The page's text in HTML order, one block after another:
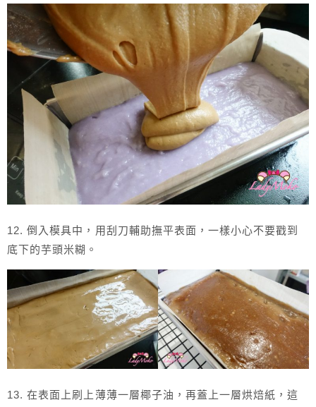
12. 倒入模具中，用刮刀輔助撫平表面，一樣小心不要戳到
底下的芋頭米糊。
13. 在表面上刷上薄薄一層椰子油，再蓋上一層烘焙紙，這